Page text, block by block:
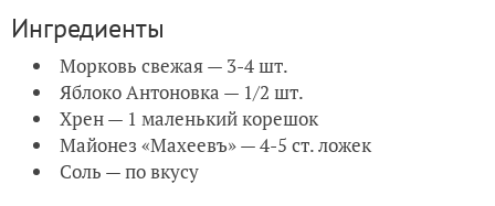
Ингредиенты
Морковь свежая — 3-4 шт.
Яблоко Антоновка — 1/2 шт.
Хрен — 1 маленький корешок
Майонез «Махеевъ» — 4-5 ст. ложек
Соль — по вкусу